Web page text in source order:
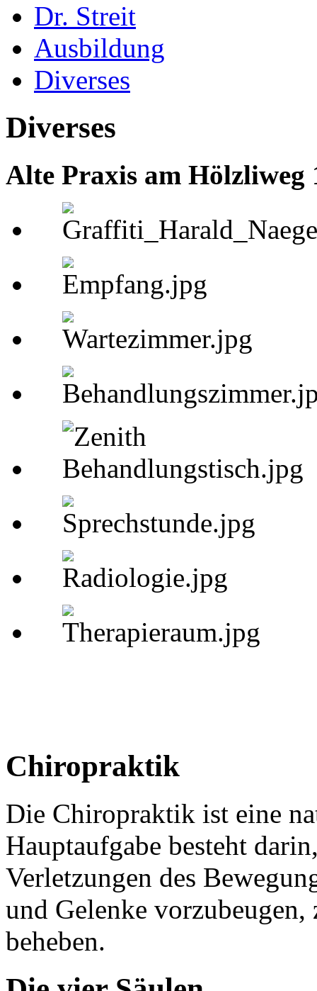
Dr. Streit
Ausbildung
Diverses
Diverses
Alte Praxis am Hölzliweg
Chiropraktik
Die Chiropraktik ist eine
Hauptaufgabe besteht
Verletzungen des
und Gelenke
beheben.